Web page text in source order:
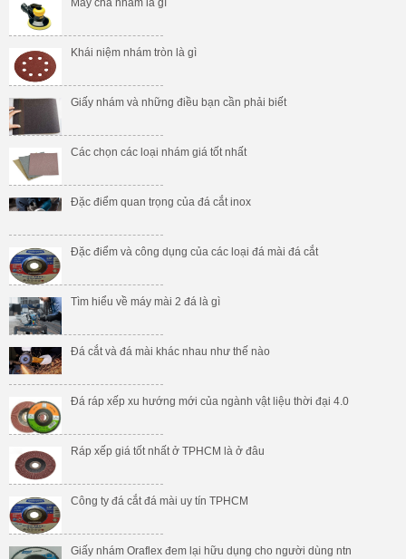
Khái niệm nhám tròn là gì
Giấy nhám và những điều bạn cần phải biết
Các chọn các loại nhám giá tốt nhất
Đặc điểm quan trọng của đá cắt inox
Đặc điểm và công dụng của các loại đá mài đá cắt
Tìm hiểu về máy mài 2 đá là gì
Đá cắt và đá mài khác nhau như thế nào
Đá ráp xếp xu hướng mới của ngành vật liệu thời đại 4.0
Ráp xếp giá tốt nhất ở TPHCM là ở đâu
Công ty đá cắt đá mài uy tín TPHCM
Giấy nhám Oraflex đem lại hữu dụng cho người dùng ntn